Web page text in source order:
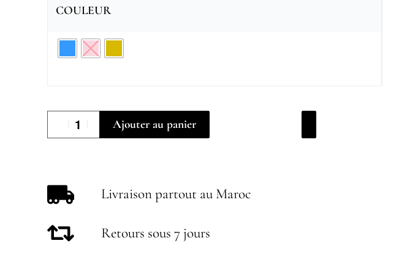
COULEUR
Ajouter au panier
Livraison partout au Maroc
Retours sous 7 jours